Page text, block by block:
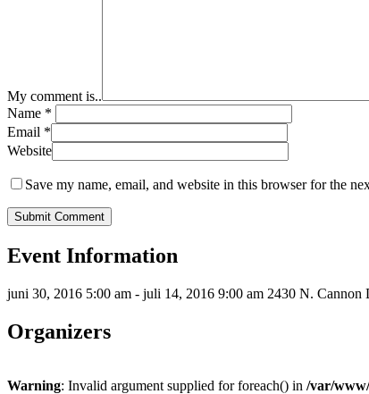
My comment is..
Name *
Email *
Website
Save my name, email, and website in this browser for the
Event Information
juni 30, 2016 5:00 am - juli 14, 2016 9:00 am 2430 N. Cannon
Organizers
Warning: Invalid argument supplied for foreach() in /var/